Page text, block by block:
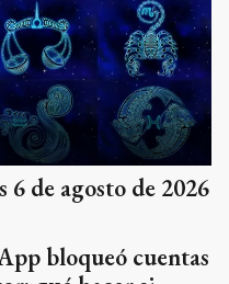
6 de agosto de 2026
bloqueó cuentas